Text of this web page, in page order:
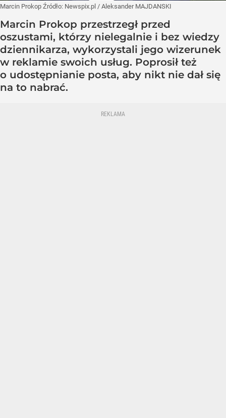
Marcin Prokop Źródło: Newspix.pl / Aleksander MAJDANSKI
Marcin Prokop przestrzegł przed
oszustami, którzy nielegalnie i bez wiedzy
dziennikarza, wykorzystali jego wizerunek
w reklamie swoich usług. Poprosił też
o udostępnianie posta, aby nikt nie dał się
na to nabrać.